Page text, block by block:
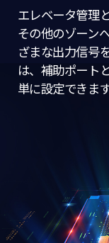
エレベータ管理
その他のゾーン
ざまな出力信号
は、補助ポート
単に設定できます